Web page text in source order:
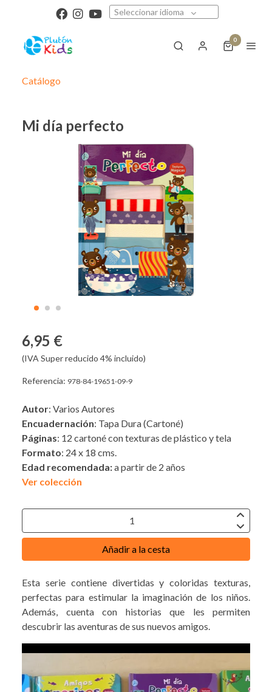
Seleccionar idioma
0
Catálogo
Mi día perfecto
6,95 €
(IVA Super reducido 4% incluido)
Referencia: 978-84-19651-09-9
Autor: Varios Autores
Encuadernación: Tapa Dura (Cartoné)
Páginas: 12 cartoné con texturas de plástico y tela
Formato: 24 x 18 cms.
Edad recomendada:a partir de 2 años
Ver colección
Añadir a la cesta
Esta serie contiene divertidas y coloridas texturas,
perfectas para estimular la imaginación de los niños.
Además, cuenta con historias que les permiten
descubrir las aventuras de sus nuevos amigos.